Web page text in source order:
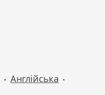
• Англійська •